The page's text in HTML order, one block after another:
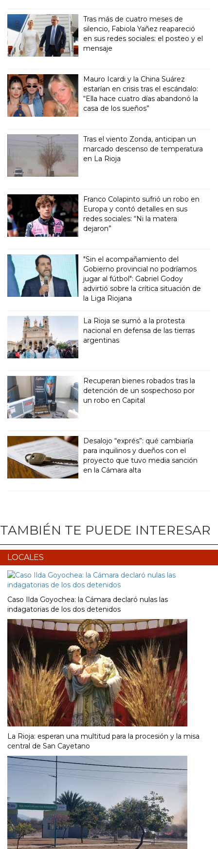
Tras más de cuatro meses de
silencio, Fabiola Yañez reapareció
en sus redes sociales: el posteo y el
mensaje
Mauro Icardi y la China Suárez
estarían en crisis tras el escándalo:
“Ella hace cuatro días abandonó la
casa de los sueños”
Tras el viento Zonda, anticipan un
marcado descenso de temperatura
en La Rioja
Franco Colapinto sufrió un robo en
Europa y contó detalles en sus
redes sociales: “Ni la matera
dejaron”
"Sin el acompañamiento del
Gobierno provincial no podríamos
jugar al fútbol": Gabriel Godoy
advirtió sobre la crítica situación de
la Liga Riojana
La Rioja se sumó a la protesta
nacional en defensa de las tierras
argentinas
Recuperan bienes robados tras la
detención de un sospechoso por
un robo en Capital
Desalojo “exprés”: qué cambiaría
para inquilinos y dueños con el
proyecto que tuvo media sanción
en la Cámara alta
TAMBIÉN TE PUEDE INTERESAR
LOCALES
Caso Ilda Goyochea: la Cámara declaró nulas las
indagatorias de los dos detenidos
La Rioja: esperan una multitud para la procesión y la misa
central de San Cayetano